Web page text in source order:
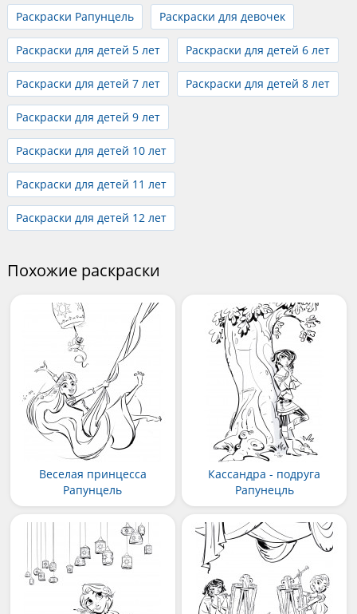
Раскраски Рапунцель
Раскраски для девочек
Раскраски для детей 5 лет Раскраски для детей 6 лет
Раскраски для детей 7 лет Раскраски для детей 8 лет
Раскраски для детей 9 лет
Раскраски для детей 10 лет
Раскраски для детей 11 лет
Раскраски для детей 12 лет
Похожие раскраски
Веселая принцесса
Рапунцель
Кассандра - подруга
Рапунецль